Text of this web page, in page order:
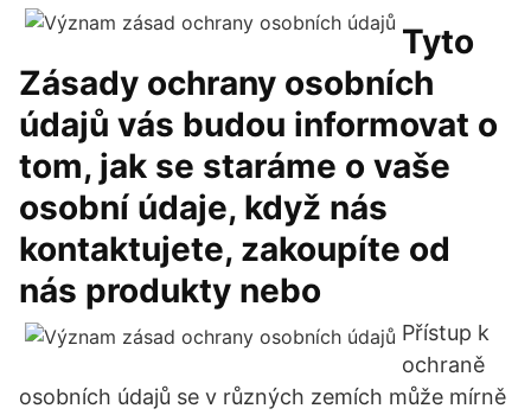
Tyto
Zásady ochrany osobních
údajů vás budou informovat o
tom, jak se staráme o vaše
osobní údaje, když nás
kontaktujete, zakoupíte od
nás produkty nebo
Přístup k
ochraně
osobních údajů se v různých zemích může mírně